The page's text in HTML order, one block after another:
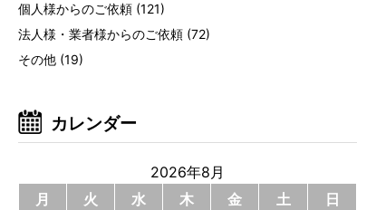
個人様からのご依頼 (121)
法人様・業者様からのご依頼 (72)
その他 (19)
カレンダー
2026年8月
月
火 水 木 金 土
日